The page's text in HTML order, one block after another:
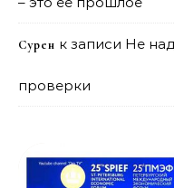
Сурен к записи Не
проверки